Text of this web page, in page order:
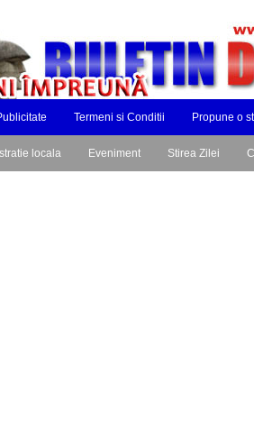
Termeni si Conditii Propune o
locala Eveniment Stirea Zilei